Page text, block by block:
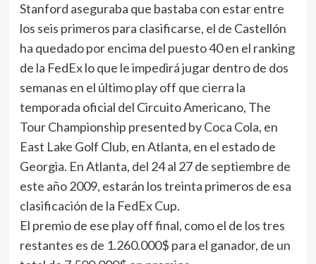
Stanford aseguraba que bastaba con estar entre
los seis primeros para clasificarse, el de Castellón
ha quedado por encima del puesto 40 en el ranking
de la FedEx lo que le impedirá jugar dentro de dos
semanas en el último play off que cierra la
temporada oficial del Circuito Americano, The
Tour Championship presented by Coca Cola, en
East Lake Golf Club, en Atlanta, en el estado de
Georgia. En Atlanta, del 24 al 27 de septiembre de
este año 2009, estarán los treinta primeros de esa
clasificación de la FedEx Cup.
El premio de ese play off final, como el de los tres
restantes es de 1.260.000$ para el ganador, de un